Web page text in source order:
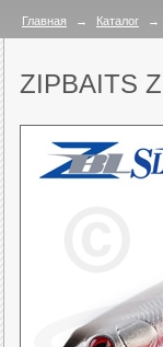
Главная → Каталог →
ZIPBAITS